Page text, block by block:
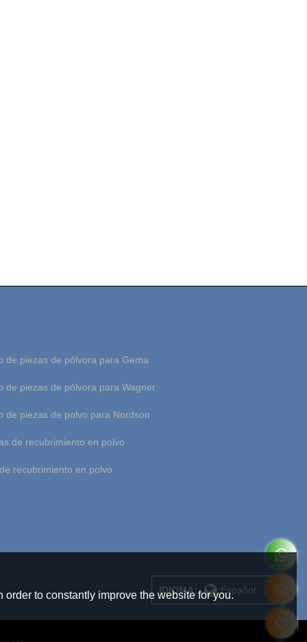
de piezas de pólvora para Gema
de piezas de pólvora para Wagner
de piezas de polvo para Nordson
de recubrimiento en polvo
recubrimiento en polvo
IDIOMA: Español
to constantly improve the website for you.